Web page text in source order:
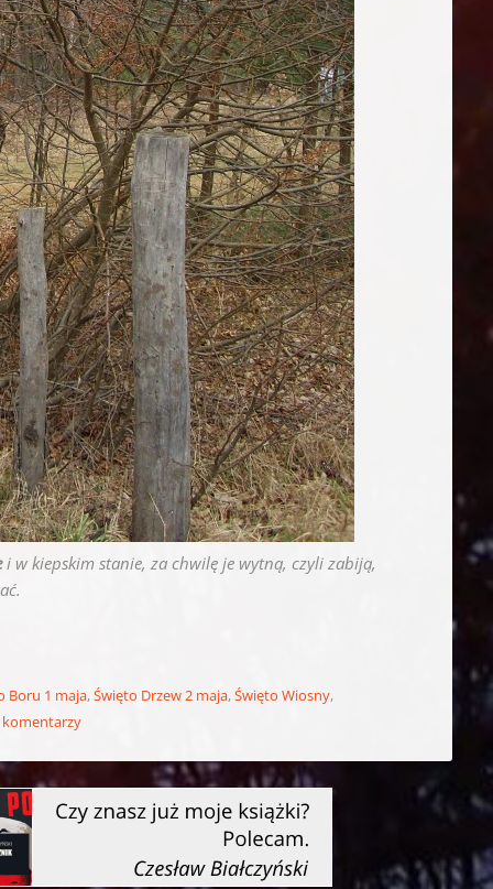
i w kiepskim stanie, za chwilę je wytną, czyli zabiją,
Boru 1 maja,Święto Drzew 2 maja,Święto Wiosny,
komentarzy